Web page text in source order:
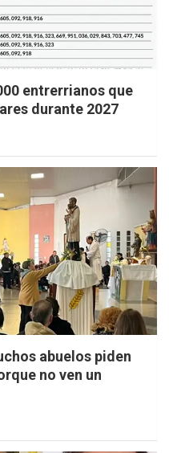
entrerrianos que
durante 2027
abuelos piden
no ven un